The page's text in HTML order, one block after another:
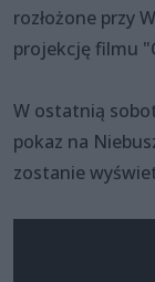
rozłożone przy
projekcję filmu
W ostatnią
pokaz na
zostanie